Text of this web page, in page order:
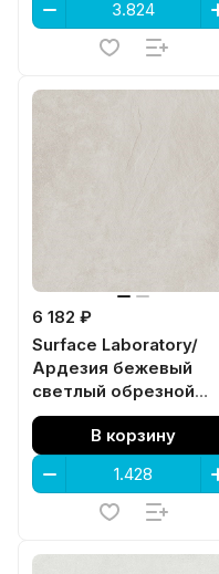
6 182 ₽
Surface Laboratory/
Ардезия бежевый
светлый обрезной
119,5x119,5x0,9
В корзину